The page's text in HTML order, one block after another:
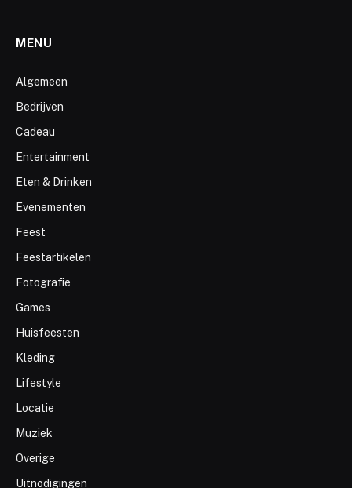
MENU
Algemeen
Bedrijven
Cadeau
Entertainment
Eten & Drinken
Evenementen
Feest
Feestartikelen
Fotografie
Games
Huisfeesten
Kleding
Lifestyle
Locatie
Muziek
Overige
Uitnodigingen